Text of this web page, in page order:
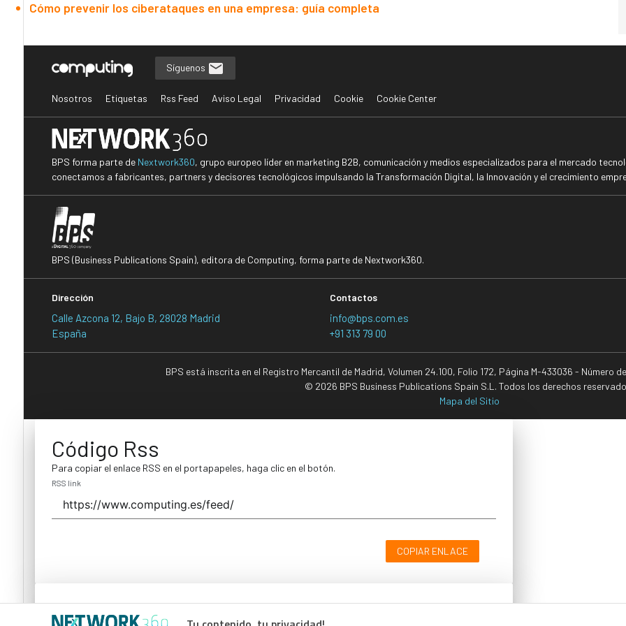
Cómo prevenir los ciberataques en una empresa: guía completa
Síguenos
Nosotros Etiquetas Rss Feed Aviso Legal Privacidad Cookie Cookie Center
BPS forma parte de Nextwork360, grupo europeo líder en marketing B2B, comunicación y medios especializados para el mercado
conectamos a fabricantes, partners y decisores tecnológicos impulsando la Transformación Digital, la Innovación y el crecimiento
BPS (Business Publications Spain), editora de Computing, forma parte de Nextwork360.
Dirección
Calle Azcona 12, Bajo B, 28028 Madrid
España
Contactos
info@bps.com.es
+91 313 79 00
BPS está inscrita en el Registro Mercantil de Madrid, Volumen 24.100, Folio 172, Página M-433036 - Número
© 2026 BPS Business Publications Spain S.L. Todos los derechos
Mapa del Sitio
Código Rss
Para copiar el enlace RSS en el portapapeles, haga clic en el botón.
RSS link
COPIAR ENLACE
Código Rss